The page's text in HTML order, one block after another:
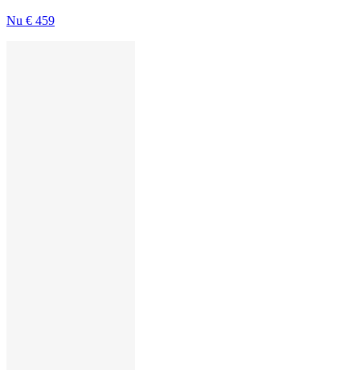
Nu € 459